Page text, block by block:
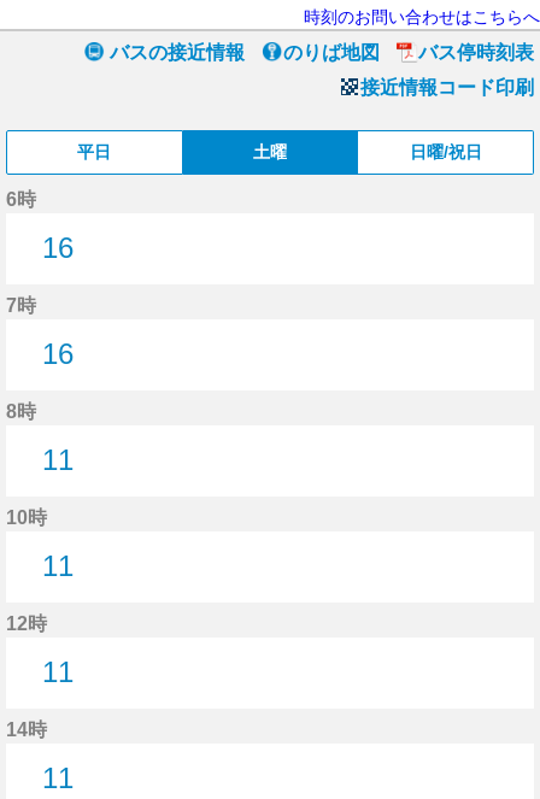
時刻のお問い合わせはこちらへ
バスの接近情報 のりば地図
バス停時刻表
接近情報コード印刷
平日 土曜 日曜/祝日
6時
16
7時
16
8時
11
10時
11
12時
11
14時
11